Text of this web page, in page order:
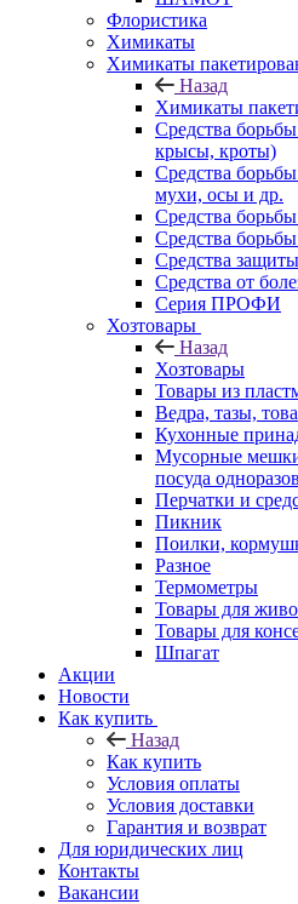
Флористика
Химикаты
Химикаты
Назад
Химикаты
Средства
крысы, кроты)
Средства
мухи, осы и др.
Средства
Средства
Средства
Средства от
Серия ПРОФИ
Хозтовары
Назад
Хозтовары
Товары из
Ведра, тазы,
Кухонные
Мусорные
посуда
Перчатки и
Пикник
Поилки,
Разное
Термометры
Товары для
Товары для
Шпагат
Акции
Новости
Как купить
Назад
Как купить
Условия оплаты
Условия доставки
Гарантия и возврат
Для юридических лиц
Контакты
Вакансии